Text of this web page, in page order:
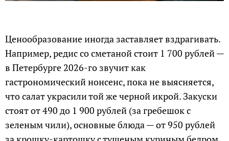
Ценообразование иногда заставляет вздрагивать.
Например, редис со сметаной стоит 1 700 рублей —
в Петербурге 2026-го звучит как
гастрономический нонсенс, пока не выясняется,
что салат украсили той же черной икрой. Закуски
стоят от 490 до 1 900 рублей (за гребешок с
зеленым чили), основные блюда — от 950 рублей